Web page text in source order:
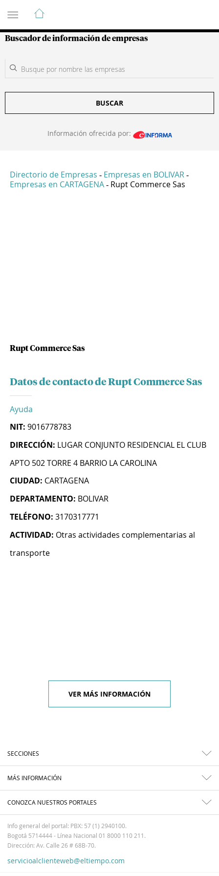
Guía de Empresas Colombianas
Buscador de información de empresas
BUSCAR
Información ofrecida por:
Directorio de Empresas - Empresas en BOLIVAR -
Empresas en CARTAGENA - Rupt Commerce Sas
Rupt Commerce Sas
Datos de contacto de Rupt Commerce Sas
Ayuda
NIT: 9016778783
DIRECCIÓN: LUGAR CONJUNTO RESIDENCIAL EL CLUB
APTO 502 TORRE 4 BARRIO LA CAROLINA
CIUDAD: CARTAGENA
DEPARTAMENTO: BOLIVAR
TELÉFONO: 3170317771
ACTIVIDAD: Otras actividades complementarias al
transporte
VER MÁS INFORMACIÓN
SECCIONES
MÁS INFORMACIÓN
CONOZCA NUESTROS PORTALES
Info general del portal: PBX: 57 (1) 2940100.
Bogotá 5714444 - Línea Nacional 01 8000 110 211.
Dirección: Av. Calle 26 # 68B-70.
servicioalclienteweb@eltiempo.com